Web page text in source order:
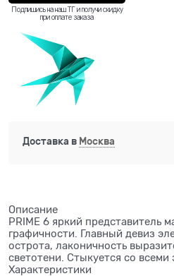
Подпишись на наш ТГ и получи скидку
при оплате заказа
Доставка в Москва
Описание
PRIME 6 яркий представитель
графичности. Главный девиз
острота, лаконичность
светотени. Стыкуется со всеми
Характеристики